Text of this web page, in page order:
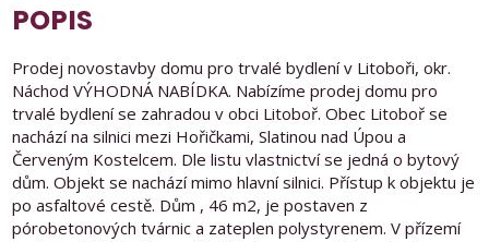
POPIS
Prodej novostavby domu pro trvalé bydlení v Litoboři, okr.
Náchod VÝHODNÁ NABÍDKA. Nabízíme prodej domu pro
trvalé bydlení se zahradou v obci Litoboř. Obec Litoboř se
nachází na silnici mezi Hořičkami, Slatinou nad Úpou a
Červeným Kostelcem. Dle listu vlastnictví se jedná o bytový
dům. Objekt se nachází mimo hlavní silnici. Přístup k objektu je
po asfaltové cestě. Dům , 46 m2, je postaven z
pórobetonových tvárnic a zateplen polystyrenem. V přízemí